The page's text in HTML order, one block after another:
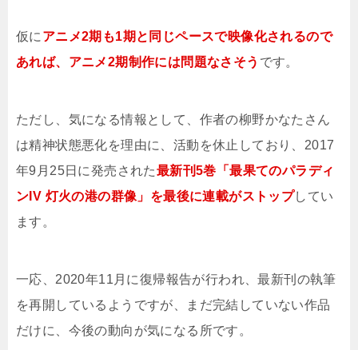
仮に アニメ2期も1期と同じペースで映像化されるので
あれば、アニメ2期制作には問題なさそう です。
ただし、気になる情報として、作者の柳野かなたさん
は精神状態悪化を理由に、活動を休止しており、2017
年9月25日に発売された最新刊5巻「最果てのパラディ
ンIV 灯火の港の群像」を最後に連載がストップしてい
ます。
一応、2020年11月に復帰報告が行われ、最新刊の執筆
を再開しているようですが、まだ完結していない作品
だけに、今後の動向が気になる所です。